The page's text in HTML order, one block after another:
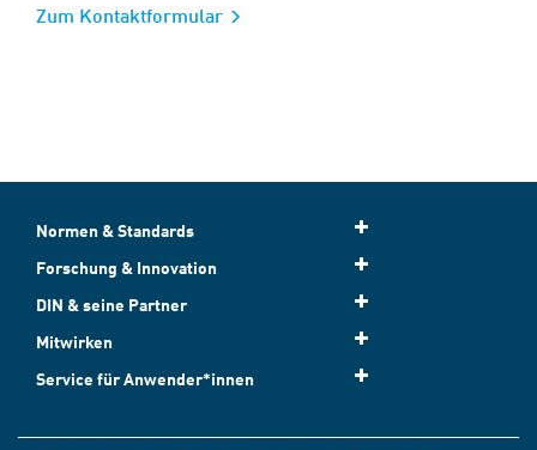
Zum Kontaktformular
Normen & Standards
Forschung & Innovation
DIN & seine Partner
Mitwirken
Service für Anwender*innen